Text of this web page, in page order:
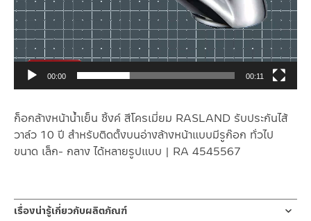
ก็อกล้างหน้าน้ำเย็น ซิ้งค์ สีโครเมี่ยม RASLAND รับประกันไส้
วาล์ว 10 ปี สำหรับติดตั้งบนอ่างล้างหน้าแบบมีรูก๊อก ทั่วไป
ขนาด เล็ก- กลาง ได้หลายรูปแบบ | RA 4545567
00:00 00:11
เรื่องน่ารู้เกี่ยวกับผลิตภัณฑ์